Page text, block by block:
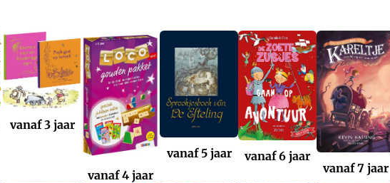
vanaf 3 jaar
vanaf 4 jaar
vanaf 5 jaar
vanaf 6 jaar
vanaf 7 jaar